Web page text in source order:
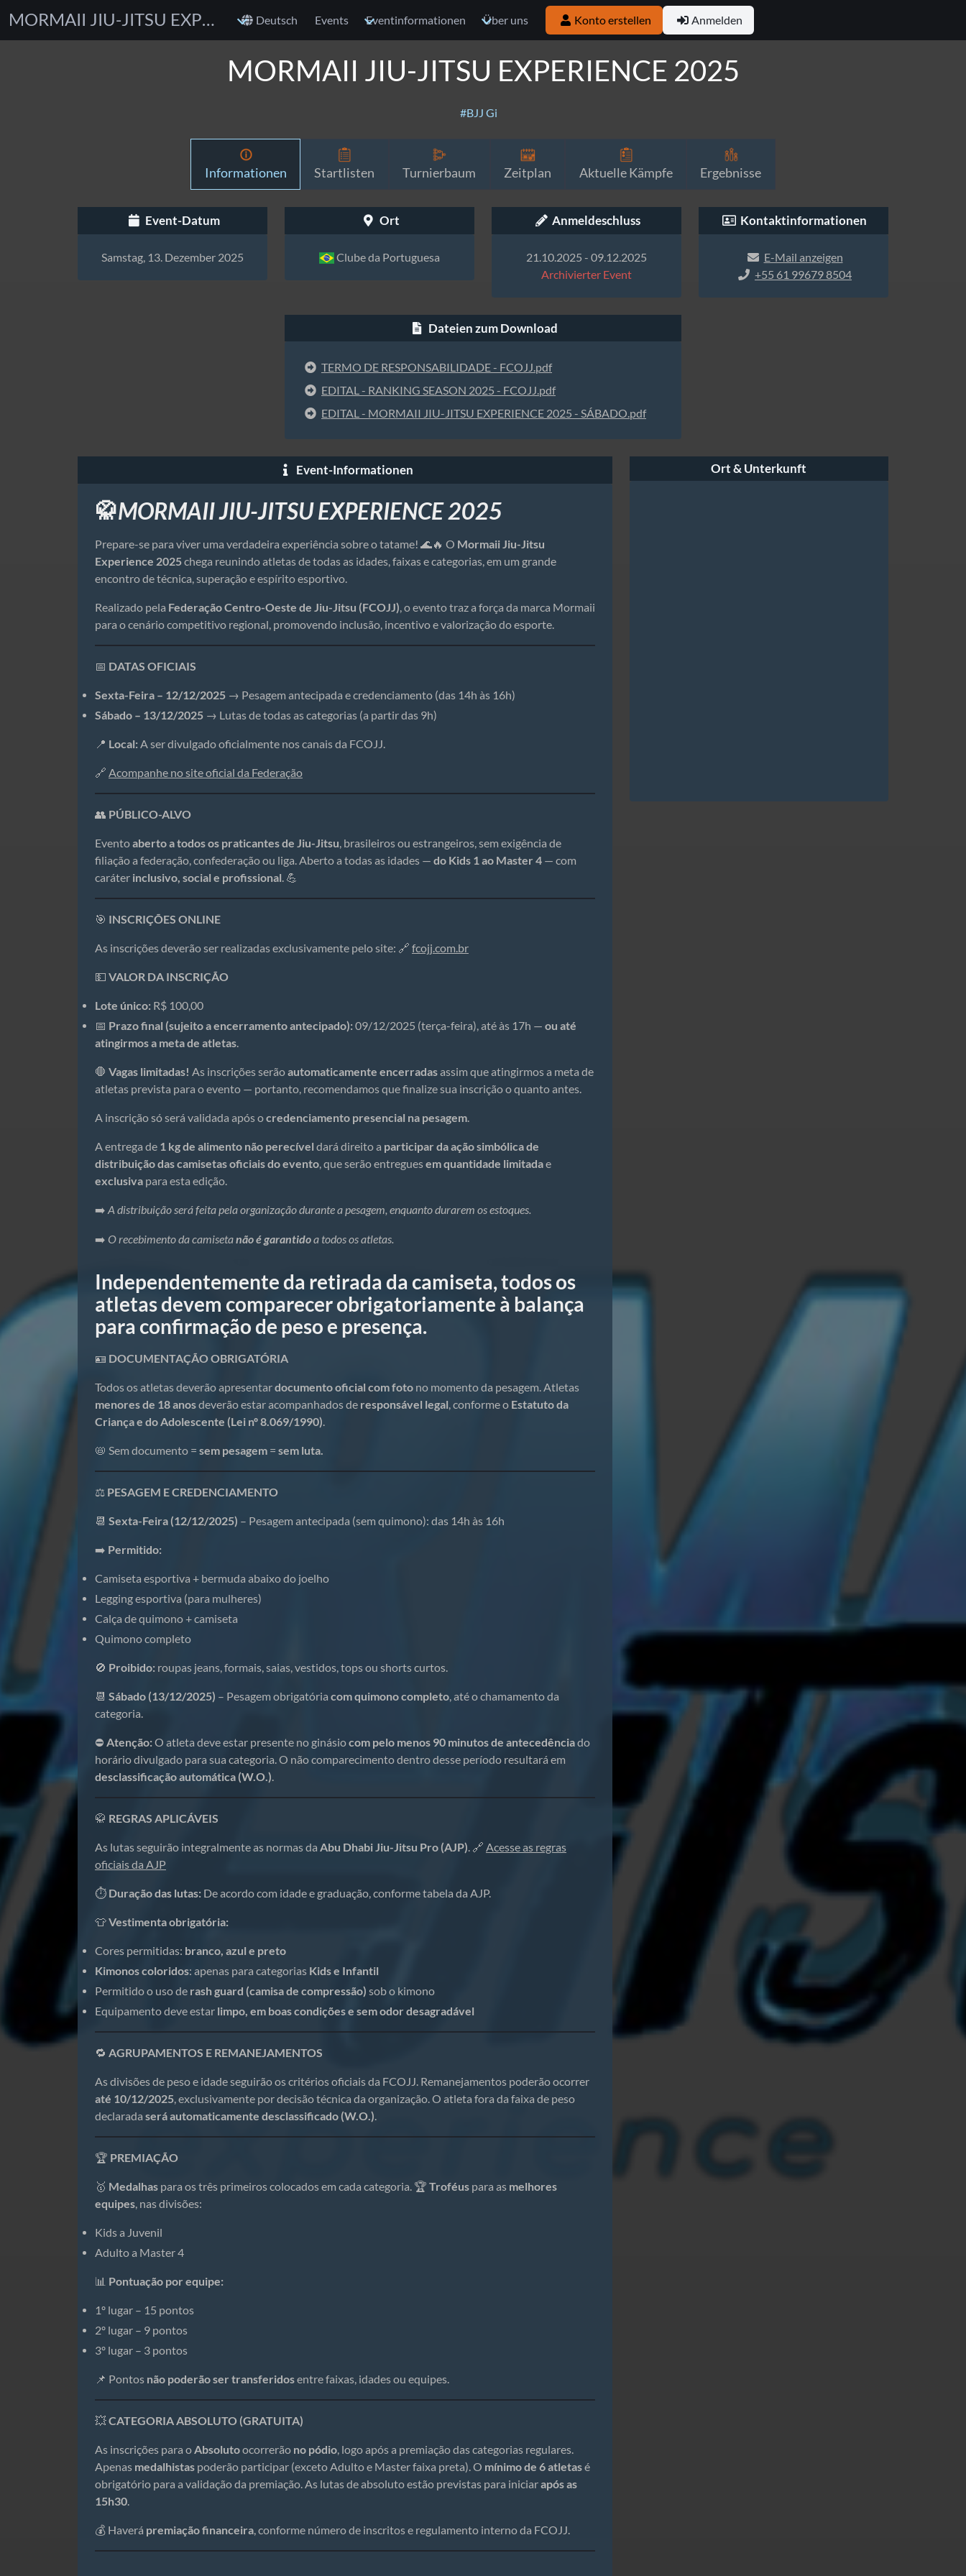
MORMAII JIU-JITSU EXPERIENCE 2025 Deutsch Events Eventinformationen Über uns Konto erstellen Anmelden
MORMAII JIU-JITSU EXPERIENCE 2025
#BJJ Gi
Informationen Startlisten Turnierbaum Zeitplan Aktuelle Kämpfe Ergebnisse
Event-Datum
Samstag, 13. Dezember 2025
Ort
Clube da Portuguesa
Anmeldeschluss
21.10.2025 - 09.12.2025
Archivierter Event
Kontaktinformationen
E-Mail anzeigen
+55 61 99679 8504
Dateien zum Download
TERMO DE RESPONSABILIDADE - FCOJJ.pdf
EDITAL - RANKING SEASON 2025 - FCOJJ.pdf
EDITAL - MORMAII JIU-JITSU EXPERIENCE 2025 - SÁBADO.pdf
Event-Informationen
🥋MORMAII JIU-JITSU EXPERIENCE 2025
Prepare-se para viver uma verdadeira experiência sobre o tatame! 🌊🔥 O Mormaii Jiu-Jitsu
Experience 2025chega reunindo atletas de todas as idades, faixas e categorias, em um grande
encontro de técnica, superação e espírito esportivo.
Realizado pela Federação Centro-Oeste de Jiu-Jitsu (FCOJJ), o evento traz a força da marca Mormaii
para o cenário competitivo regional, promovendo inclusão, incentivo e valorização do esporte.
📅 DATAS OFICIAIS
Sexta-Feira – 12/12/2025 → Pesagem antecipada e credenciamento (das 14h às 16h)
Sábado – 13/12/2025 → Lutas de todas as categorias (a partir das 9h)
📍 Local:A ser divulgado oficialmente nos canais da FCOJJ.
🔗 Acompanhe no site oficial da Federação
👥 PÚBLICO-ALVO
Eventoaberto a todos os praticantes de Jiu-Jitsu, brasileiros ou estrangeiros, sem exigência de
filiação a federação, confederação ou liga. Aberto a todas as idades — do Kids 1 ao Master 4 — com
caráter inclusivo, social e profissional. 💪
🎯 INSCRIÇÕES ONLINE
As inscrições deverão ser realizadas exclusivamente pelo site: 🔗 fcojj.com.br
💵 VALOR DA INSCRIÇÃO
Lote único: R$ 100,00
📅 Prazo final (sujeito a encerramento antecipado):09/12/2025 (terça-feira), até às 17h — ou até
atingirmos a meta de atletas.
🛑 Vagas limitadas! As inscrições serãoautomaticamente encerradasassim que atingirmos a meta de
atletas prevista para o evento — portanto, recomendamos que finalize sua inscrição o quanto antes.
A inscrição só será validada após ocredenciamento presencial na pesagem.
A entrega de 1 kg de alimento não perecível dará direito a participar da ação simbólica de
distribuição das camisetas oficiais do evento, que serão entreguesem quantidade limitadae
exclusiva para esta edição.
➡️ A distribuição será feita pela organização durante a pesagem, enquanto durarem os estoques.
➡️ O recebimento da camisetanão é garantidoa todos os atletas.
Independentemente da retirada da camiseta,todos os
atletas devem comparecer obrigatoriamente à balança
para confirmação de peso e presença.
🪪 DOCUMENTAÇÃO OBRIGATÓRIA
Todos os atletas deverão apresentardocumento oficial com foto no momento da pesagem. Atletas
menores de 18 anosdeverão estar acompanhados de responsável legal, conforme o Estatuto da
Criança e do Adolescente (Lei nº 8.069/1990).
📛 Sem documento = sem pesagem = sem luta.
⚖️ PESAGEM E CREDENCIAMENTO
📆 Sexta-Feira (12/12/2025) – Pesagem antecipada (sem quimono): das 14h às 16h
➡️ Permitido:
Camiseta esportiva + bermuda abaixo do joelho
Legging esportiva (para mulheres)
Calça de quimono + camiseta
Quimono completo
🚫 Proibido: roupas jeans, formais, saias, vestidos, tops ou shorts curtos.
📆 Sábado (13/12/2025) – Pesagem obrigatória com quimono completo, até o chamamento da
categoria.
⛔ Atenção:O atleta deve estar presente no ginásiocom pelo menos 90 minutos de antecedênciado
horário divulgado para sua categoria. O não comparecimento dentro desse período resultará em
desclassificação automática (W.O.).
🥋 REGRAS APLICÁVEIS
As lutas seguirão integralmente as normas da Abu Dhabi Jiu-Jitsu Pro (AJP). 🔗 Acesse as regras
oficiais da AJP
⏱️ Duração das lutas: De acordo com idade e graduação, conforme tabela da AJP.
👕Vestimenta obrigatória:
Cores permitidas: branco, azul e preto
Kimonos coloridos: apenas para categorias Kids e Infantil
Permitido o uso de rash guard (camisa de compressão) sob o kimono
Equipamento deve estar limpo, em boas condições e sem odor desagradável
🔁 AGRUPAMENTOS E REMANEJAMENTOS
As divisões de peso e idade seguirão os critérios oficiais da FCOJJ. Remanejamentos poderão ocorrer
até 10/12/2025, exclusivamente por decisão técnica da organização. O atleta fora da faixa de peso
declarada será automaticamente desclassificado (W.O.).
🏆 PREMIAÇÃO
🥇 Medalhas para os três primeiros colocados em cada categoria. 🏆 Troféus para as melhores
equipes, nas divisões:
Kids a Juvenil
Adulto a Master 4
📊 Pontuação por equipe:
1º lugar – 15 pontos
2º lugar – 9 pontos
3º lugar – 3 pontos
📌 Pontos não poderão ser transferidosentre faixas, idades ou equipes.
💥CATEGORIA ABSOLUTO (GRATUITA)
As inscrições para oAbsolutoocorrerão no pódio, logo após a premiação das categorias regulares.
Apenas medalhistas poderão participar (exceto Adulto e Master faixa preta). O mínimo de 6 atletasé
obrigatório para a validação da premiação. As lutas de absoluto estão previstas para iniciarapós as
15h30.
💰 Haverá premiação financeira, conforme número de inscritos e regulamento interno da FCOJJ.
Ort & Unterkunft